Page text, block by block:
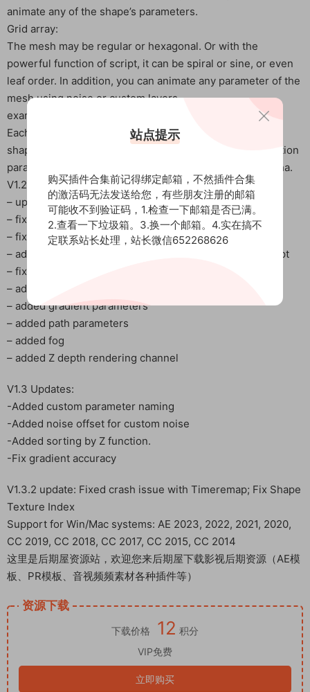
animate any of the shape’s parameters.
Grid array:
The mesh may be regular or hexagonal. Or with the
powerful function of script, it can be spiral or sine, or even
leaf order. In addition, you can animate any parameter of the
mesh using noise or custom layers.
example:
Each point of the mesh is represented by a copy of the
shape, called an instance. The instance has many animation
parameters: radius, angle, position offset, color, and alpha.
V1.2.2 update:
– updated licensing framework
– fixed script editor window size
– fixed script caused by zero error
– added gridwidth and gridheight parameters to the script
– fixed 16 / 32 bit color mode fault
– added ramp parameter
– added gradient parameters
– added path parameters
– added fog
– added Z depth rendering channel
V1.3 Updates:
-Added custom parameter naming
-Added noise offset for custom noise
-Added sorting by Z function.
-Fix gradient accuracy
V1.3.2 update: Fixed crash issue with Timeremap; Fix Shape
Texture Index
Support for Win/Mac systems: AE 2023, 2022, 2021, 2020,
CC 2019, CC 2018, CC 2017, CC 2015, CC 2014
这里是后期屋资源站，欢迎您来后期屋下载影视后期资源（AE模
板、PR模板、音视频频素材各种插件等）
资源下载
下载价格 12 积分
VIP免费
立即购买
站点提示
购买插件合集前记得绑定邮箱，不然插件合集
的激活码无法发送给您，有些朋友注册的邮箱
可能收不到验证码，1.检查一下邮箱是否已满。
2.查看一下垃圾箱。3.换一个邮箱。4.实在搞不
定联系站长处理，站长微信652268626